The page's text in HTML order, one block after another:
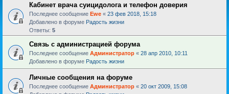
Кабинет врача суицидолога и телефон доверия
Последнее сообщение Ewe « 23 фев 2018, 15:18
Добавлено в форуме Радость жизни
Ответы: 5
Связь с администрацией форума
Последнее сообщение Администратор « 28 апр 2010, 10:11
Добавлено в форуме Радость жизни
Личные сообщения на форуме
Последнее сообщение Администратор « 20 окт 2009, 15:08